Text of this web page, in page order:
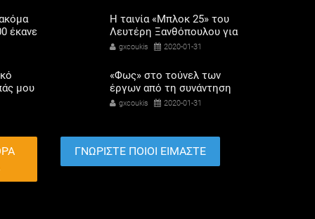
έκανε
μου
Η ταινία «Μπλοκ 25» του
Λευτέρη Ξανθόπουλου για
το Ολοκαύτωμα, στις 3/2
gxcoukis 2020-01-31
«Φως» στο τούνελ των
έργων από τη συνάντηση
του Δημάρχου Ιλίου με τον
gxcoukis 2020-01-31
ΓΝΩΡΙΣΤΕ ΠΟΙΟΙ ΕΙΜΑΣΤΕ